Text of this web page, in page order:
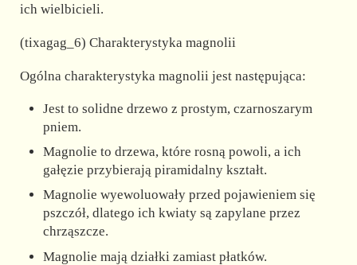
ich wielbicieli.
(tixagag_6) Charakterystyka magnolii
Ogólna charakterystyka magnolii jest następująca:
Jest to solidne drzewo z prostym, czarnoszarym
pniem.
Magnolie to drzewa, które rosną powoli, a ich
gałęzie przybierają piramidalny kształt.
Magnolie wyewoluowały przed pojawieniem się
pszczół, dlatego ich kwiaty są zapylane przez
chrząszcze.
Magnolie mają działki zamiast płatków.